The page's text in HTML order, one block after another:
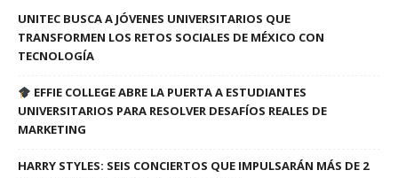
UNITEC BUSCA A JÓVENES UNIVERSITARIOS QUE
TRANSFORMEN LOS RETOS SOCIALES DE MÉXICO CON
TECNOLOGÍA
EFFIE COLLEGE ABRE LA PUERTA A ESTUDIANTES
UNIVERSITARIOS PARA RESOLVER DESAFÍOS REALES DE
MARKETING
HARRY STYLES: SEIS CONCIERTOS QUE IMPULSARÁN MÁS DE 2